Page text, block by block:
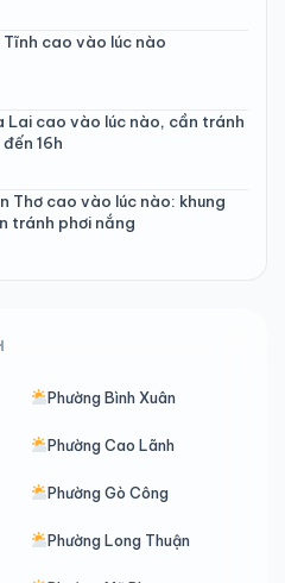
Tĩnh cao vào lúc nào
Lai cao vào lúc nào, cần tránh
16h
Thơ cao vào lúc nào: khung
tránh phơi nắng
Phường Bình Xuân
Phường Cao Lãnh
Phường Gò Công
Phường Long Thuận